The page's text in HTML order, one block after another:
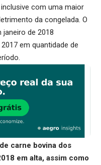
com uma maior
da congelada. O
de 2018
em quantidade de
carne bovina dos
em alta, assim como